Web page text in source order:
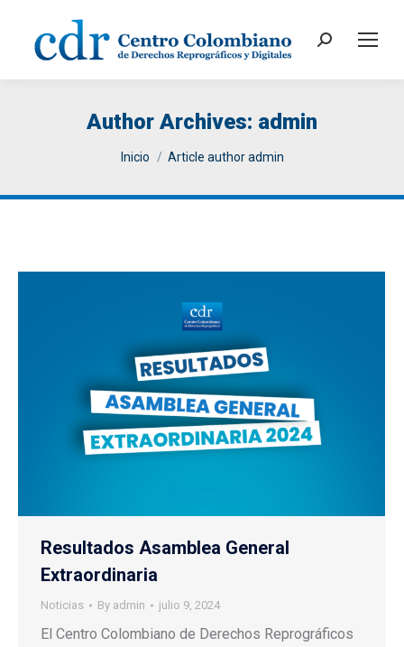
Search:
Author Archives: admin
You are here:
Inicio Article author admin
Resultados Asamblea General
Extraordinaria
Noticias By admin julio 9, 2024
El Centro Colombiano de Derechos Reprográficos